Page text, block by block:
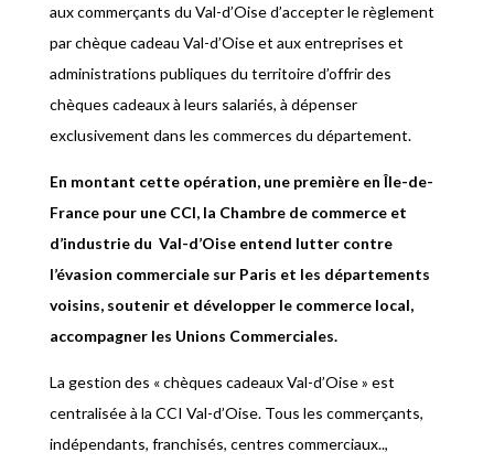
aux commerçants du Val-d’Oise d’accepter le règlement
par chèque cadeau Val-d’Oise et aux entreprises et
administrations publiques du territoire d’offrir des
chèques cadeaux à leurs salariés, à dépenser
exclusivement dans les commerces du département.
En montant cette opération, une première en Île-de-
France pour une CCI, la Chambre de commerce et
d’industrie du Val-d’Oise entend lutter contre
l’évasion commerciale sur Paris et les départements
voisins, soutenir et développer le commerce local,
accompagner les Unions Commerciales.
La gestion des « chèques cadeaux Val-d’Oise » est
centralisée à la CCI Val-d’Oise. Tous les commerçants,
indépendants, franchisés, centres commerciaux..,